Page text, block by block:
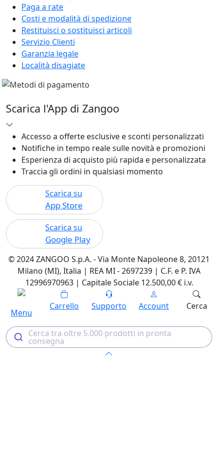
Paga a rate
Costi e modalità di spedizione
Restituisci o sostituisci articoli
Servizio Clienti
Garanzia legale
Località disagiate
Scarica l'App di Zangoo
Accesso a offerte esclusive e sconti personalizzati
Notifiche in tempo reale sulle novità e promozioni
Esperienza di acquisto più rapida e personalizzata
Traccia gli ordini in qualsiasi momento
Scarica su
App Store
Scarica su
Google Play
© 2024 ZANGOO S.p.A. - Via Monte Napoleone 8, 20121
Milano (MI), Italia | REA MI - 2697239 | C.F. e P. IVA
12996970963 | Capitale Sociale 12.500,00 € i.v.
Menu
Carrello Supporto Account Cerca
Cerca tra oltre 5.000 prodotti in pronta
consegna